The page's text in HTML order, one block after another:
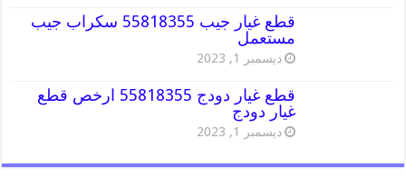
قطع غيار جيب 55818355 سكراب جيب
مستعمل
ديسمبر 1, 2023
قطع غيار دودج 55818355 ارخص قطع
غيار دودج
ديسمبر 1, 2023